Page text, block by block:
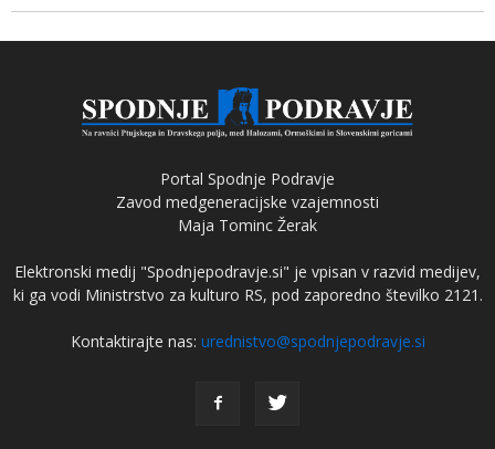
Portal Spodnje Podravje
Zavod medgeneracijske vzajemnosti
Maja Tominc Žerak
Elektronski medij "Spodnjepodravje.si" je vpisan v razvid medijev,
ki ga vodi Ministrstvo za kulturo RS, pod zaporedno številko 2121.
Kontaktirajte nas: urednistvo@spodnjepodravje.si